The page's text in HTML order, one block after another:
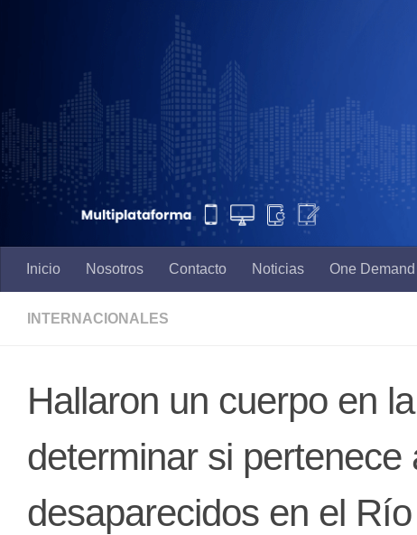
Inicio Nosotros Contacto Noticias One Demand
INTERNACIONALES
Hallaron un cuerpo en
determinar si
desaparecidos en el